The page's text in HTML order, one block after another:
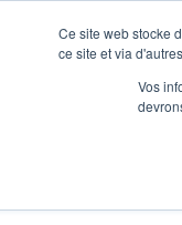
Ce site web stocke
ce site et via
Vos